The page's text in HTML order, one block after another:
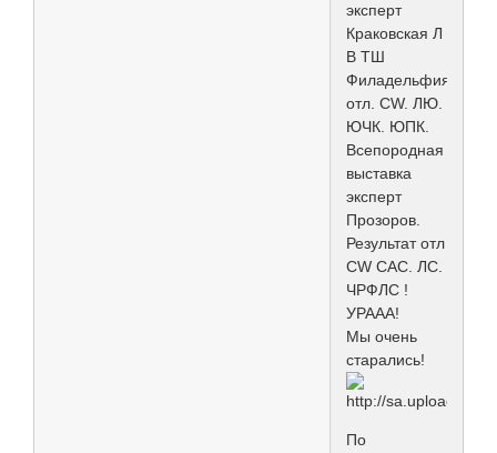
эксперт
Краковская Л
В ТШ
Филадельфия
отл. CW. ЛЮ.
ЮЧК. ЮПК.
Всепородная
выставка
эксперт
Прозоров.
Результат отл
CW CAC. ЛС.
ЧРФЛС !
УРААА!
Мы очень
старались!
По